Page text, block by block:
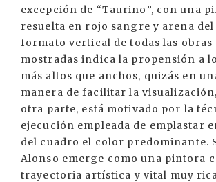
excepción de “Taurino”, con una
resuelta en rojo sangre y arena del
formato vertical de todas las obras
mostradas indica la propensión a
más altos que anchos, quizás en
manera de facilitar la
otra parte, está motivado por la
ejecución empleada de emplastar
del cuadro el color predominante.
Alonso emerge como una pintora
trayectoria artística y vital muy